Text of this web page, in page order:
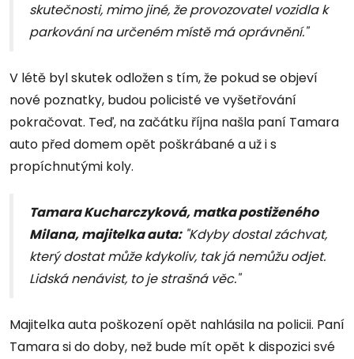
skutečnosti, mimo jiné, že provozovatel vozidla k
parkování na určeném místě má oprávnění."
V létě byl skutek odložen s tím, že pokud se objeví
nové poznatky, budou policisté ve vyšetřování
pokračovat. Teď, na začátku října našla paní Tamara
auto před domem opět poškrábané a už i s
propíchnutými koly.
Tamara Kucharczyková, matka postiženého
Milana, majitelka auta:"Kdyby dostal záchvat,
který dostat může kdykoliv, tak já nemůžu odjet.
Lidská nenávist, to je strašná věc."
Majitelka auta poškození opět nahlásila na policii. Paní
Tamara si do doby, než bude mít opět k dispozici své